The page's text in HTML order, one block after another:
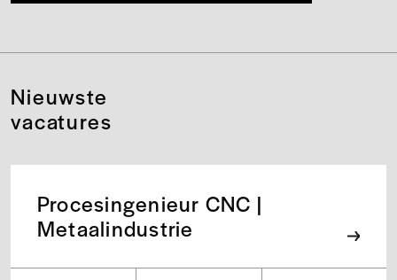
Nieuwste
vacatures
Procesingenieur CNC |
Metaalindustrie